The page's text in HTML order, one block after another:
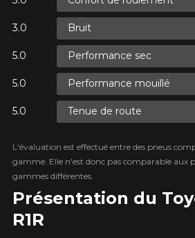
Présentation du
R1R
Bruit
Performance sec
Performance mouillé
Tenue de route
L'évaluation est effectué entre des pneus
gamme. Elle n'est donc pas comparable aux
gammes différentes.
AJOUTER UN AVIS
PROXES R1R